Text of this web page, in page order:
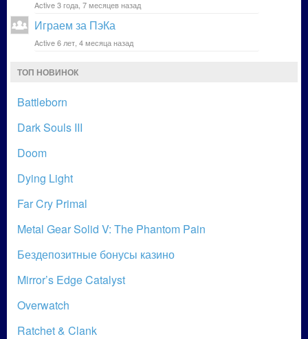
Active 3 года, 7 месяцев назад
Играем за ПэКа
Active 6 лет, 4 месяца назад
ТОП НОВИНОК
Battleborn
Dark Souls III
Doom
Dying Light
Far Cry Primal
Metal Gear Solid V: The Phantom Pain
Бездепозитные бонусы казино
Mirror’s Edge Catalyst
Overwatch
Ratchet & Clank